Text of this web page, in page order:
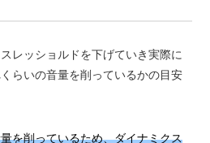
レッショルドを下げていき実際に
らいの音量を削っているかの目安
を削っているため、ダイナミクス